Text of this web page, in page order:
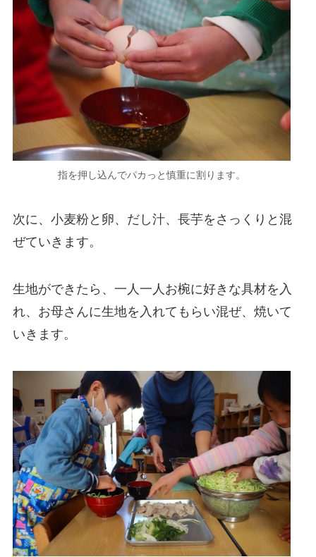
指を押し込んでパカっと慎重に割ります。
次に、小麦粉と卵、だし汁、長芋をさっくりと混
ぜていきます。
生地ができたら、一人一人お椀に好きな具材を入
れ、お母さんに生地を入れてもらい混ぜ、焼いて
いきます。